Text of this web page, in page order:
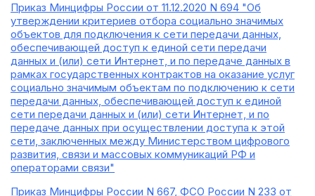
Приказ Минцифры России от 11.12.2020 N 694 "Об
утверждении критериев отбора социально значимых
объектов для подключения к сети передачи данных,
обеспечивающей доступ к единой сети передачи
данных и (или) сети Интернет, и по передаче данных в
рамках государственных контрактов на оказание услуг
социально значимым объектам по подключению к сети
передачи данных, обеспечивающей доступ к единой
сети передачи данных и (или) сети Интернет, и по
передаче данных при осуществлении доступа к этой
сети, заключенных между Министерством цифрового
развития, связи и массовых коммуникаций РФ и
операторами связи"
Приказ Минцифры России N 667, ФСО России N 233 от